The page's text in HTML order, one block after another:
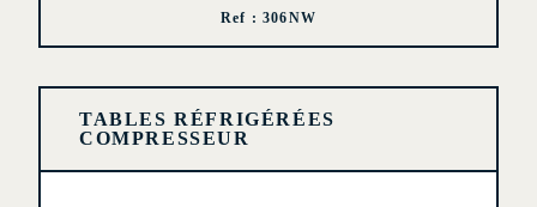
Ref : 306NW
TABLES RÉFRIGÉRÉES
COMPRESSEUR